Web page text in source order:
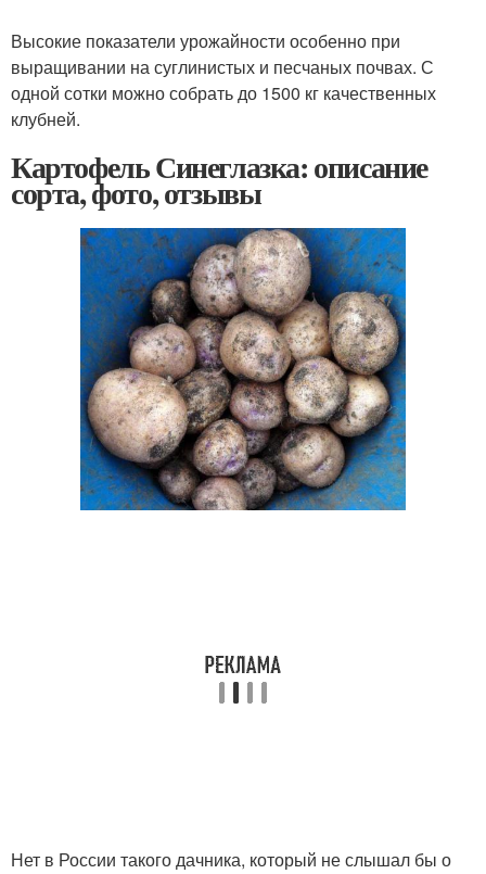
Высокие показатели урожайности особенно при
выращивании на суглинистых и песчаных почвах. С
одной сотки можно собрать до 1500 кг качественных
клубней.
Картофель Синеглазка: описание
сорта, фото, отзывы
Нет в России такого дачника, который не слышал бы о